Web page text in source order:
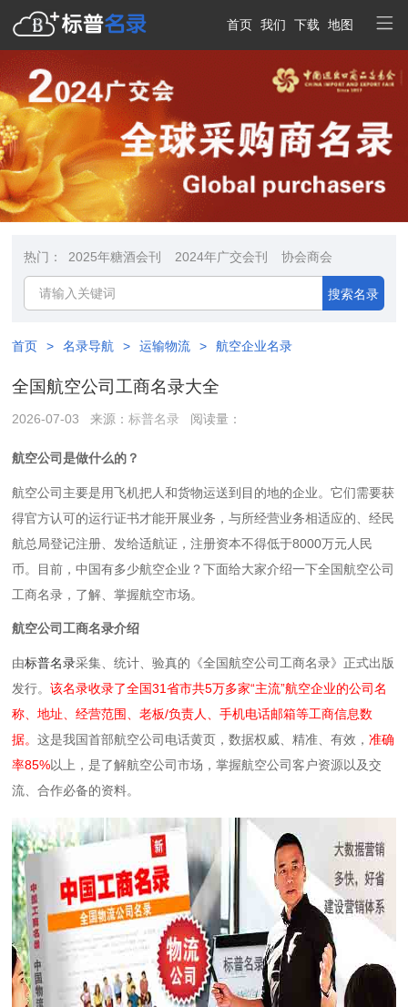
首页 我们 下载 地图
热门： 2025年糖酒会刊 2024年广交会刊 协会商会
搜索名录
首页 > 名录导航 > 运输物流 > 航空企业名录
全国航空公司工商名录大全
2026-07-03 来源：标普名录 阅读量：
航空公司是做什么的？
‌航空公司主要是用飞机把人和货物运送到目的地的企业‌。它们需要获
得官方认可的运行证书才能开展业务，与所经营业务相适应的、经民
航总局登记注册、发给适航证，注册资本不得低于8000万元人民
币。目前，中国有多少航空企业？下面给大家介绍一下全国航空公司
工商名录，了解、掌握航空市场。
航空公司工商名录介绍
由标普名录采集、统计、验真的《全国航空公司工商名录》正式出版
发行。该名录收录了全国31省市共5万多家“主流”航空企业的公司名
称、地址、经营范围、老板/负责人、手机电话邮箱等工商信息数
据。这是我国首部航空公司电话黄页，数据权威、精准、有效，准确
率85%以上，是了解航空公司市场，掌握航空公司客户资源以及交
流、合作必备的资料。